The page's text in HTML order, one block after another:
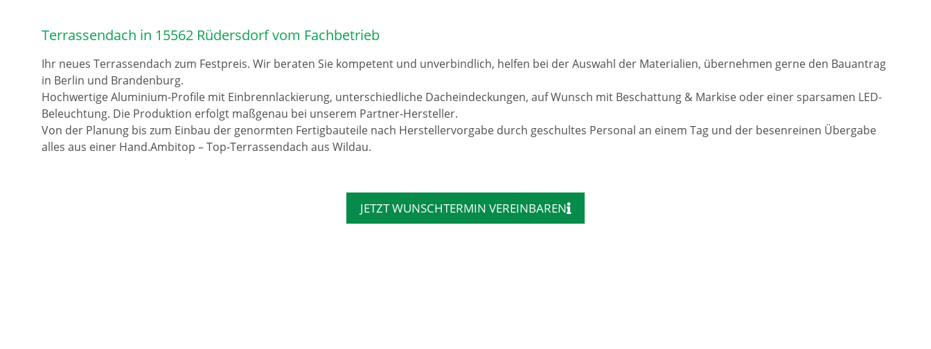
Terrassendach in 15562 Rüdersdorf vom Fachbetrieb
Ihr neues Terrassendach zum Festpreis. Wir beraten Sie kompetent und unverbindlich, helfen bei der Auswahl der Materialien, übernehmen gerne den Bauantrag
in Berlin und Brandenburg.
Hochwertige Aluminium-Profile mit Einbrennlackierung, unterschiedliche Dacheindeckungen, auf Wunsch mit Beschattung & Markise oder einer sparsamen LED-
Beleuchtung. Die Produktion erfolgt maßgenau bei unserem Partner-Hersteller.
Von der Planung bis zum Einbau der genormten Fertigbauteile nach Herstellervorgabe durch geschultes Personal an einem Tag und der besenreinen Übergabe
alles aus einer Hand.Ambitop – Top-Terrassendach aus Wildau.
JETZT WUNSCHTERMIN VEREINBAREN